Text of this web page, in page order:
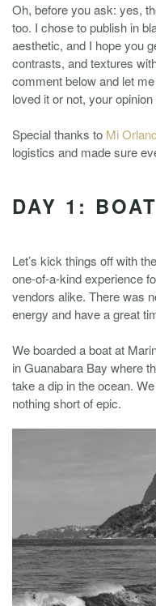
Oh, before you ask: yes,
too. I chose to publish in
aesthetic, and I hope you
contrasts, and textures
comment below and let
loved it or not, your
Special thanks to Mi
logistics and made sure
DAY 1:
Let’s kick things off with
one-of-a-kind experience
vendors alike. There was
energy and have a great
We boarded a boat at
in Guanabara Bay where
take a dip in the ocean.
nothing short of epic.